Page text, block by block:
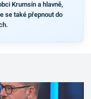
Krumsín a hlavně,
se také přepnout do